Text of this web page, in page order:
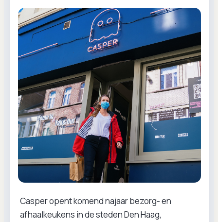
Casper opent komend najaar bezorg- en
afhaalkeukens in de steden Den Haag,